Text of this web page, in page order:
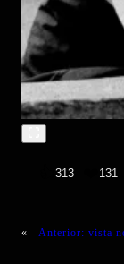
313 131
« Anterior: vista